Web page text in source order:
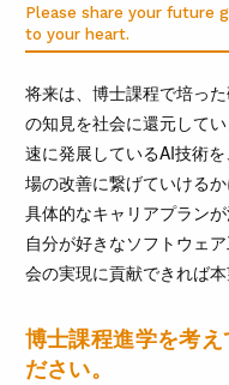
Please share your future
to your heart.
将来は、博士課程で培っ
の知見を社会に還元して
速に発展しているAI技術
場の改善に繋げていける
具体的なキャリアプラン
自分が好きなソフトウェ
会の実現に貢献できれば本
博士課程進学を考
ださい。